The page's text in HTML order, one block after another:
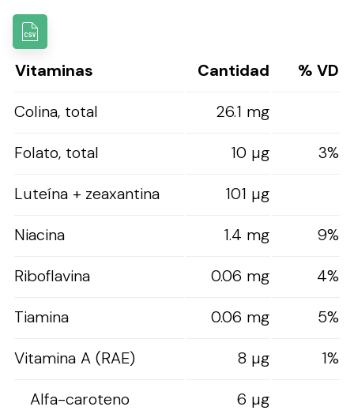
Vitaminas Cantidad
% VD
Colina, total
26.1 mg
Folato, total
10 µg
3%
Luteína + zeaxantina
101 µg
Niacina
1.4 mg
9%
Riboflavina
0.06 mg
4%
Tiamina
0.06 mg
5%
Vitamina A (RAE)
8 µg
1%
Alfa-caroteno
6 µg